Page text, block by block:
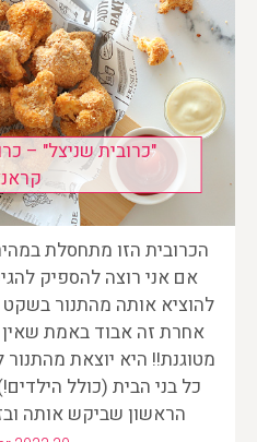
"כרובית שניצל" –
הכרובית הזו מתחסלת
אם אני רוצה להספיק
להוציא אותה מהתנור
אחרת זה אבוד באמת שאין
מטוגנת!! היא יוצאת
כל בני הבית (כולל
הראשון שביקש אותה